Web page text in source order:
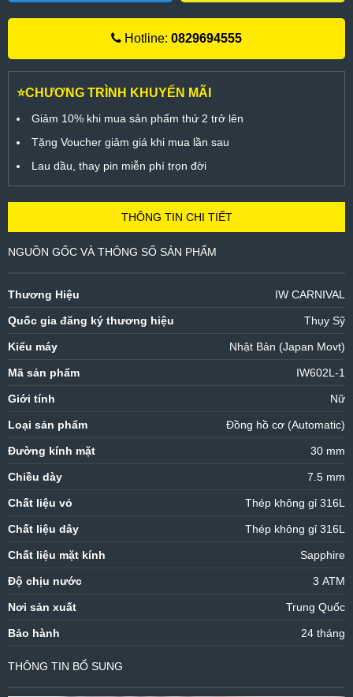
Hotline: 0829694555
⭐CHƯƠNG TRÌNH KHUYẾN MÃI
Giảm 10% khi mua sản phẩm thứ 2 trở lên
Tặng Voucher giảm giá khi mua lần sau
Lau dầu, thay pin miễn phí trọn đời
THÔNG TIN CHI TIẾT
NGUỒN GỐC VÀ THÔNG SỐ SẢN PHẨM
Thương Hiệu IW CARNIVAL
Quốc gia đăng ký thương hiệu Thụy Sỹ
Kiểu máy Nhật Bản (Japan Movt)
Mã sản phẩm IW602L-1
Giới tính Nữ
Loại sản phẩm Đồng hồ cơ (Automatic)
Đường kính mặt 30 mm
Chiều dày 7.5 mm
Chất liệu vỏ Thép không gỉ 316L
Chất liệu dây Thép không gỉ 316L
Chất liệu mặt kính Sapphire
Độ chịu nước 3 ATM
Nơi sản xuất Trung Quốc
Bảo hành 24 tháng
THÔNG TIN BỔ SUNG